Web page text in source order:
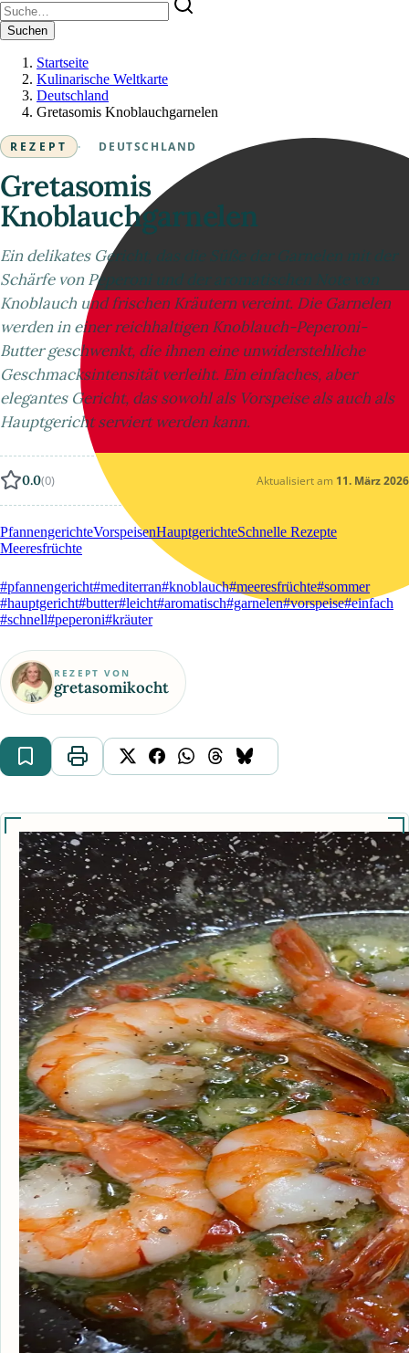
Suchen
Startseite
Kulinarische Weltkarte
Deutschland
Gretasomis Knoblauchgarnelen
REZEPT · DEUTSCHLAND
Gretasomis
Knoblauchgarnelen
Ein delikates Gericht, das die Süße der Garnelen mit der
Schärfe von Peperoni und der aromatischen Note von
Knoblauch und frischen Kräutern vereint. Die Garnelen
werden in einer reichhaltigen Knoblauch-Peperoni-
Butter geschwenkt, die ihnen eine unwiderstehliche
Geschmacksintensität verleiht. Ein einfaches, aber
elegantes Gericht, das sowohl als Vorspeise als auch als
Hauptgericht serviert werden kann.
0.0(0) Aktualisiert am 11. März 2026
PfannengerichteVorspeisenHauptgerichteSchnelle Rezepte
Meeresfrüchte
#pfannengericht#mediterran#knoblauch#meeresfrüchte#sommer
#hauptgericht#butter#leicht#aromatisch#garnelen#vorspeise#einfach
#schnell#peperoni#kräuter
REZEPT VON
gretasomikocht